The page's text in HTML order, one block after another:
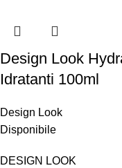
Design Look
Idratanti 100ml
Design Look
Disponibile
DESIGN LOOK